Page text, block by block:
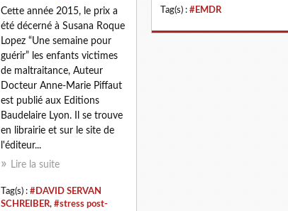
Tag(s) : #EMDR
Cette année 2015, le prix a
été décerné à Susana Roque
Lopez “Une semaine pour
guérir” les enfants victimes
de maltraitance, Auteur
Docteur Anne-Marie Piffaut
est publié aux Editions
Baudelaire Lyon. Il se trouve
en librairie et sur le site de
l'éditeur...
Lire la suite
Tag(s) : #DAVID SERVAN
SCHREIBER, #stress post-